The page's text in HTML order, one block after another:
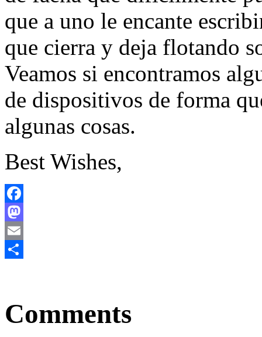
que a uno le encante
que cierra y deja flotando
Veamos si encontramos
de dispositivos de forma
algunas cosas.
Best Wishes,
Facebook
Mastodon
Email
Comments